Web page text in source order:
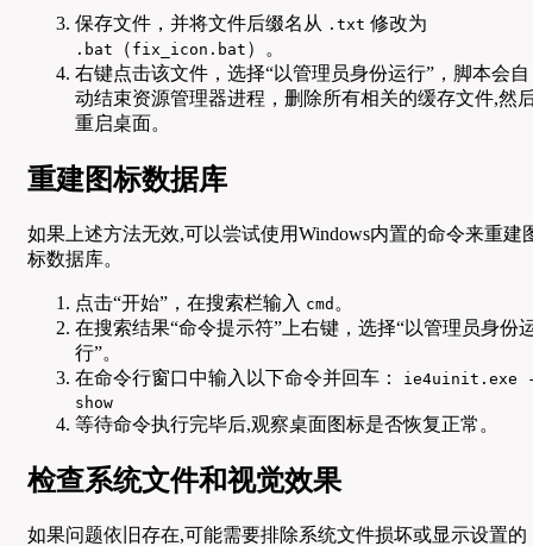
保存文件，并将文件后缀名从 .txt 修改为
.bat （ fix_icon.bat ）。
右键点击该文件，选择“以管理员身份运行”，脚本会自
动结束资源管理器进程，删除所有相关的缓存文件,然
重启桌面。
重建图标数据库
如果上述方法无效,可以尝试使用Windows内置的命令来重建
标数据库。
点击“开始”，在搜索栏输入 cmd 。
在搜索结果“命令提示符”上右键，选择“以管理员身份
行”。
在命令行窗口中输入以下命令并回车：
ie4uinit.exe
show
等待命令执行完毕后,观察桌面图标是否恢复正常。
检查系统文件和视觉效果
如果问题依旧存在,可能需要排除系统文件损坏或显示设置的